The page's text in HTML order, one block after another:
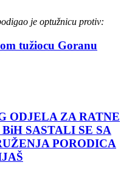
je optužnicu protiv:
tužiocu Goranu
ODJELA ZA RATNE
SASTALI SE SA
PORODICA